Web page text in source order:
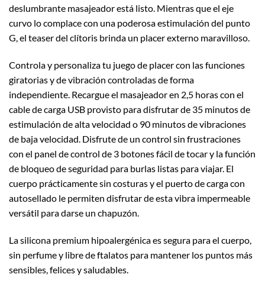
deslumbrante masajeador está listo. Mientras que el eje
curvo lo complace con una poderosa estimulación del punto
G, el teaser del clítoris brinda un placer externo maravilloso.
Controla y personaliza tu juego de placer con las funciones
giratorias y de vibración controladas de forma
independiente. Recargue el masajeador en 2,5 horas con el
cable de carga USB provisto para disfrutar de 35 minutos de
estimulación de alta velocidad o 90 minutos de vibraciones
de baja velocidad. Disfrute de un control sin frustraciones
con el panel de control de 3 botones fácil de tocar y la función
de bloqueo de seguridad para burlas listas para viajar. El
cuerpo prácticamente sin costuras y el puerto de carga con
autosellado le permiten disfrutar de esta vibra impermeable
versátil para darse un chapuzón.
La silicona premium hipoalergénica es segura para el cuerpo,
sin perfume y libre de ftalatos para mantener los puntos más
sensibles, felices y saludables.